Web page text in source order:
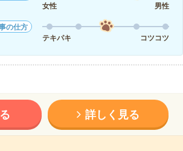
女性
男性
の仕方
テキパキ
コツコツ
詳しく見る